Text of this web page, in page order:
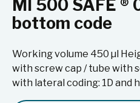
MI 500 SAFE ®
bottom code
Working volume 450 µl
with screw cap / tube with
with lateral coding: 1D and